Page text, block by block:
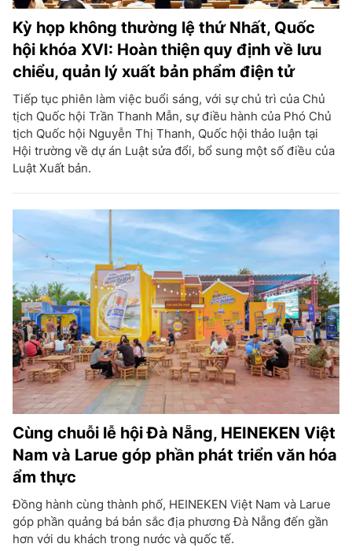
Kỳ họp không thường lệ thứ Nhất, Quốc
hội khóa XVI: Hoàn thiện quy định về lưu
chiểu, quản lý xuất bản phẩm điện tử
Tiếp tục phiên làm việc buổi sáng, với sự chủ trì của Chủ
tịch Quốc hội Trần Thanh Mẫn, sự điều hành của Phó Chủ
tịch Quốc hội Nguyễn Thị Thanh, Quốc hội thảo luận tại
Hội trường về dự án Luật sửa đổi, bổ sung một số điều của
Luật Xuất bản.
Cùng chuỗi lễ hội Đà Nẵng, HEINEKEN Việt
Nam và Larue góp phần phát triển văn hóa
ẩm thực
Đồng hành cùng thành phố, HEINEKEN Việt Nam và Larue
góp phần quảng bá bản sắc địa phương Đà Nẵng đến gần
hơn với du khách trong nước và quốc tế.